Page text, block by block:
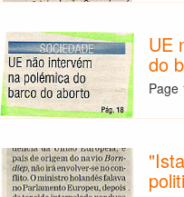
UE
do
Page